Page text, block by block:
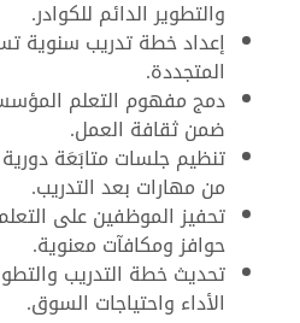
والتطوير الدائم للكوادر.
إعداد خطة تدريب سنوية
المتجددة.
دمج مفهوم التعلم
ضمن ثقافة العمل.
تنظيم جلسات متابَعَة
من مهارات بعد التدريب.
تحفيز الموظفين على
حوافز ومكافآت معنوية.
تحديث خطة التدريب
الأداء واحتياجات السوق.